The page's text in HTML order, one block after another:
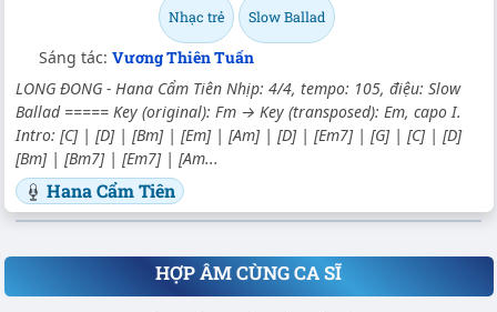
Nhạc trẻ Slow Ballad
Sáng tác: Vương Thiên Tuấn
LONG ĐONG - Hana Cẩm Tiên Nhịp: 4/4, tempo: 105, điệu: Slow
Ballad ===== Key (original): Fm → Key (transposed): Em, capo I.
Intro: [C] | [D] | [Bm] | [Em] | [Am] | [D] | [Em7] | [G] | [C] | [D]
[Bm] | [Bm7] | [Em7] | [Am...
Hana Cẩm Tiên
HỢP ÂM CÙNG CA SĨ